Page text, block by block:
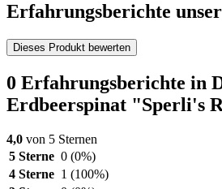
Erfahrungsberichte
Dieses Produkt bewerten
0 Erfahrungsberichte in
Erdbeerspinat "Sperli's
4,0 von 5 Sternen
5 Sterne 0 (0%)
4 Sterne 1 (100%)